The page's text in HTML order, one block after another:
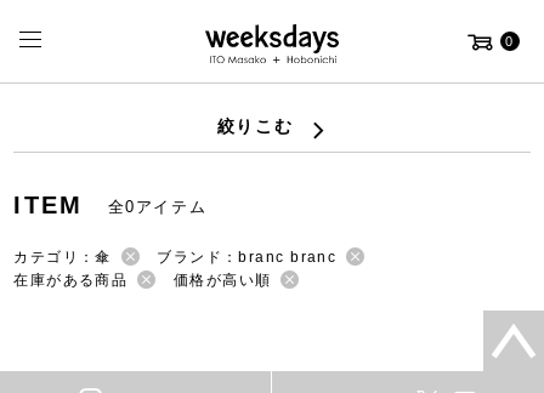
0
絞りこむ
ITEM 全0アイテム
カテゴリ：傘
ブランド：branc branc
在庫がある商品
価格が高い順